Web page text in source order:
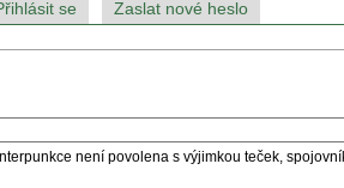
se Zaslat nové heslo
není povolena s výjimkou teček,